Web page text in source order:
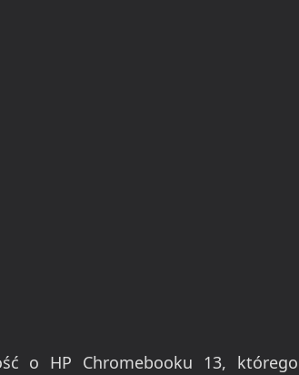
o HP Chromebooku 13, którego